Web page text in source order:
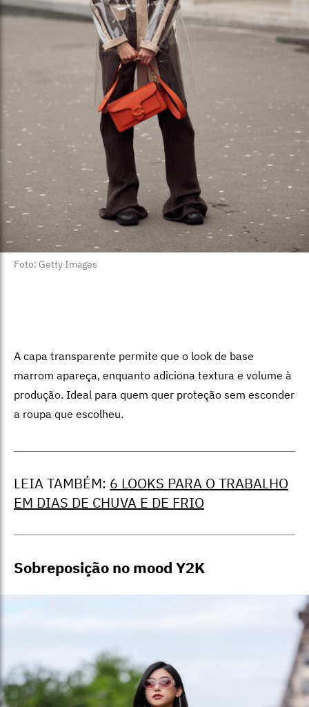
Foto: Getty Images
A capa transparente permite que o look de base
marrom apareça, enquanto adiciona textura e volume à
produção. Ideal para quem quer proteção sem esconder
a roupa que escolheu.
LEIA TAMBÉM: 6 LOOKS PARA O TRABALHO
EM DIAS DE CHUVA E DE FRIO
Sobreposição no mood Y2K